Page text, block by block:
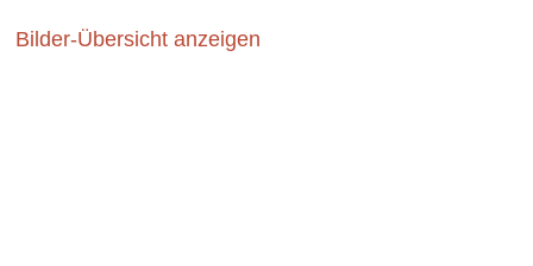
Bilder-Übersicht anzeigen